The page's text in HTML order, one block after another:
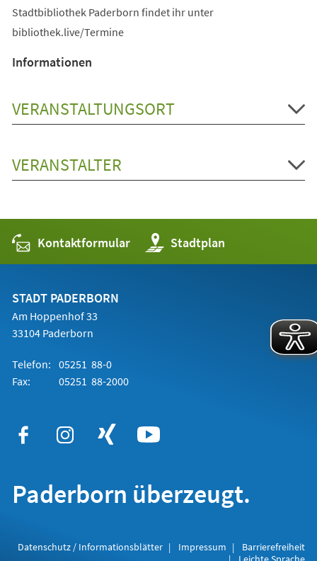
Stadtbibliothek Paderborn findet ihr unter
bibliothek.live/Termine
Informationen
VERANSTALTUNGSORT
VERANSTALTER
Kontaktformular Stadtplan
(Öffnet
in
einem
STADT PADERBORN
Am Hoppenhof 33
33104 Paderborn
Telefon: 05251 88-0
Fax:
05251 88-2000
Paderborn überzeugt.
Datenschutz / Informationsblätter Impressum
Barrierefreiheit